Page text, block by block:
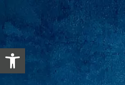
Abrir barra de herramientas